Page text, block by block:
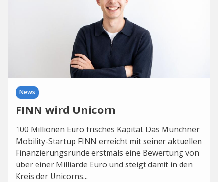
News
FINN wird Unicorn
100 Millionen Euro frisches Kapital. Das Münchner
Mobility-Startup FINN erreicht mit seiner aktuellen
Finanzierungsrunde erstmals eine Bewertung von
über einer Milliarde Euro und steigt damit in den
Kreis der Unicorns...